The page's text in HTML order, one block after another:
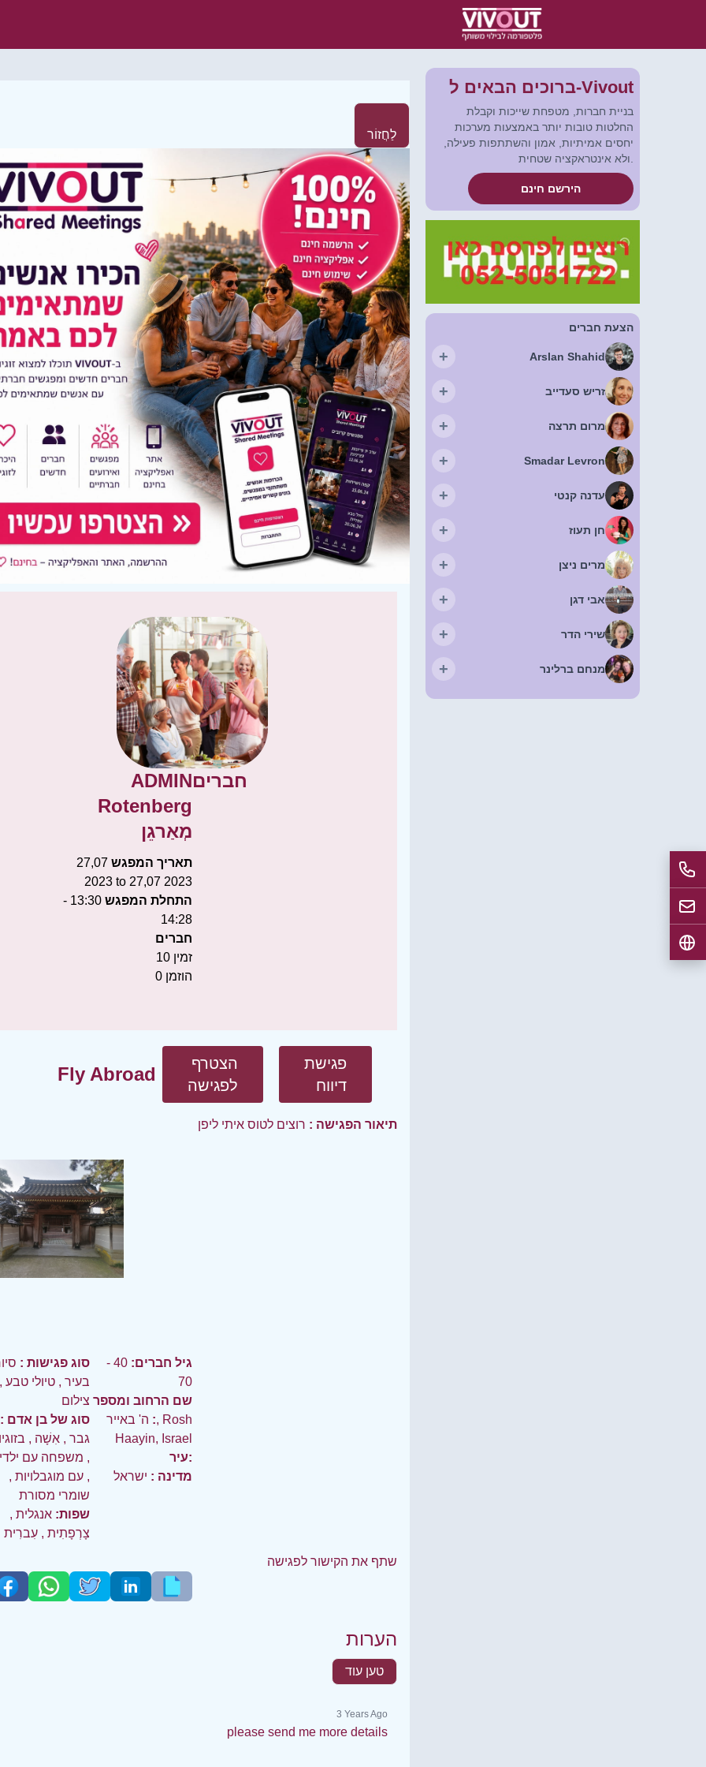
לַחֲזוֹר
ADMIN
Rotenberg
מְאַרגֵן
תאריך המפגש 27,07
2023 to 27,07 2023
התחלת המפגש
13:30 -
14:28
חברים
10 זמין
0 הוזמן
חברים
Fly Abroad
הצטרף
לפגישה
פגישת
דיווח
תיאור הפגישה : רוצים לטוס איתי ליפן
סוג פגישות :
בעיר , טיולי טבע ,
צילום
סוג של בן אדם :
גבר , אִשָׁה ,
, משפחה עם
, עם מוגבלויות ,
שומרי מסורת
שפות: אנגלית ,
צָרְפָתִית , עִברִית
גיל חברים:
40 -
70
שם הרחוב ומספר
: ה' באייר, Rosh
Haayin, Israel
עיר:
מדינה : ישראל
שתף את הקישור לפגישה
הערות
טען עוד
3 Years Ago
please send me more details
ברוכים הבאים ל-Vivout
בניית חברות, מטפחת שייכות וקבלת
החלטות טובות יותר באמצעות מערכות
יחסים אמיתיות, אמון והשתתפות פעילה,
הירשם חינם
הצעת חברים
Arslan Shahid
+
זריש סעדייב +
מרום תרצה +
Smadar Levron
+
עדנה קנטי +
חן תעוז +
מרים ניצן +
אבי דגן +
שירי הדר +
מנחם ברלינר +